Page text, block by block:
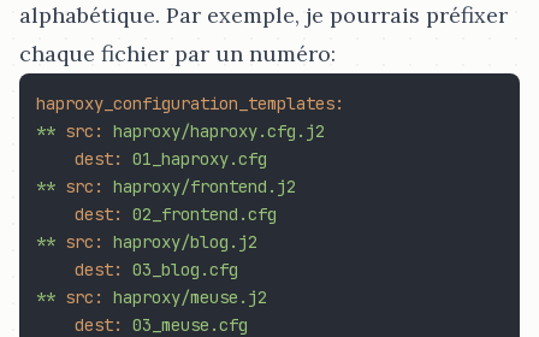
alphabétique. Par exemple, je pourrais préfixer
chaque fichier par un numéro:
haproxy_configuration_templates:
** src:
haproxy/haproxy.cfg.j2
dest:
01_haproxy.cfg
** src:
haproxy/frontend.j2
dest:
02_frontend.cfg
** src:
haproxy/blog.j2
dest:
03_blog.cfg
** src:
haproxy/meuse.j2
dest:
03_meuse.cfg